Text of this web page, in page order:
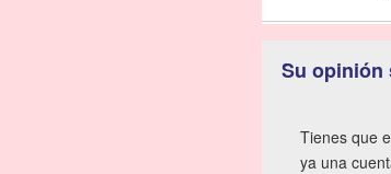
Su opinión
Tienes que
ya una